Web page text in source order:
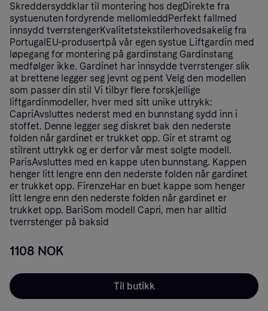
Skreddersyddklar til montering hos degDirekte fra
systuenuten fordyrende mellomleddPerfekt fallmed
innsydd tverrstengerKvalitetstekstilerhovedsakelig fra
PortugalEU-produsertpå vår egen systue Liftgardin med
løpegang for montering på gardinstang Gardinstang
medfølger ikke. Gardinet har innsydde tverrstenger slik
at brettene legger seg jevnt og pent Velg den modellen
som passer din stil Vi tilbyr flere forskjellige
liftgardinmodeller, hver med sitt unike uttrykk:
CapriAvsluttes nederst med en bunnstang sydd inn i
stoffet. Denne legger seg diskret bak den nederste
folden når gardinet er trukket opp. Gir et stramt og
stilrent uttrykk og er derfor vår mest solgte modell.
ParisAvsluttes med en kappe uten bunnstang. Kappen
henger litt lengre enn den nederste folden når gardinet
er trukket opp. FirenzeHar en buet kappe som henger
litt lengre enn den nederste folden når gardinet er
trukket opp. BariSom modell Capri, men har alltid
tverrstenger på baksid
1108 NOK
Til butikk